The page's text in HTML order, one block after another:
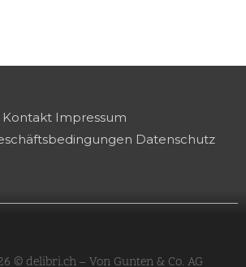
Kontakt Impressum
Datenschutz
© delibri.ch – Von Gunten & Co. AG